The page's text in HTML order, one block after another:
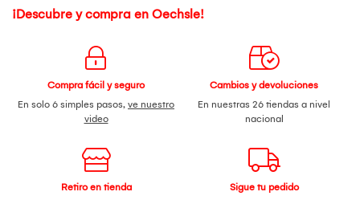
¡Descubre y compra en Oechsle!
Compra fácil y seguro
En solo 6 simples pasos, ve nuestro
video
Cambios y devoluciones
En nuestras 26 tiendas a nivel
nacional
Retiro en tienda
Sigue tu pedido